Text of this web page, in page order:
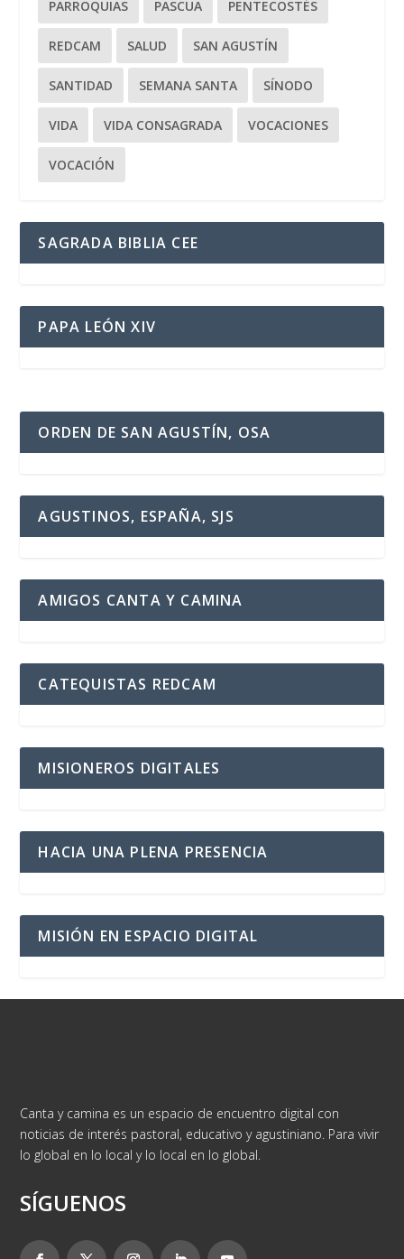
PARROQUIAS PASCUA PENTECOSTÉS
REDCAM SALUD SAN AGUSTÍN
SANTIDAD SEMANA SANTA SÍNODO
VIDA VIDA CONSAGRADA VOCACIONES
VOCACIÓN
SAGRADA BIBLIA CEE
PAPA LEÓN XIV
ORDEN DE SAN AGUSTÍN, OSA
AGUSTINOS, ESPAÑA, SJS
AMIGOS CANTA Y CAMINA
CATEQUISTAS REDCAM
MISIONEROS DIGITALES
HACIA UNA PLENA PRESENCIA
MISIÓN EN ESPACIO DIGITAL
Canta y camina es un espacio de encuentro digital con
noticias de interés pastoral, educativo y agustiniano. Para vivir
lo global en lo local y lo local en lo global.
SÍGUENOS